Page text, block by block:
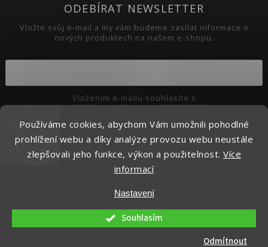
Používáme cookies, abychom Vám umožnili pohodlné
prohlížení webu a díky analýze provozu webu neustále
zlepšovali jeho funkce, výkon a použitelnost. Více
informací
Nastavení
Odmítnout
Souhlasím
ODEBÍRAT NEWSLETTER
Vložte svůj e-mail a my vám budeme zasílat informace o
nových produktech na našem e-shopu.
podmínkami ochrany osobních údajů
Přihlásit se
Upravit nastavení cookies
Shoptet| Design